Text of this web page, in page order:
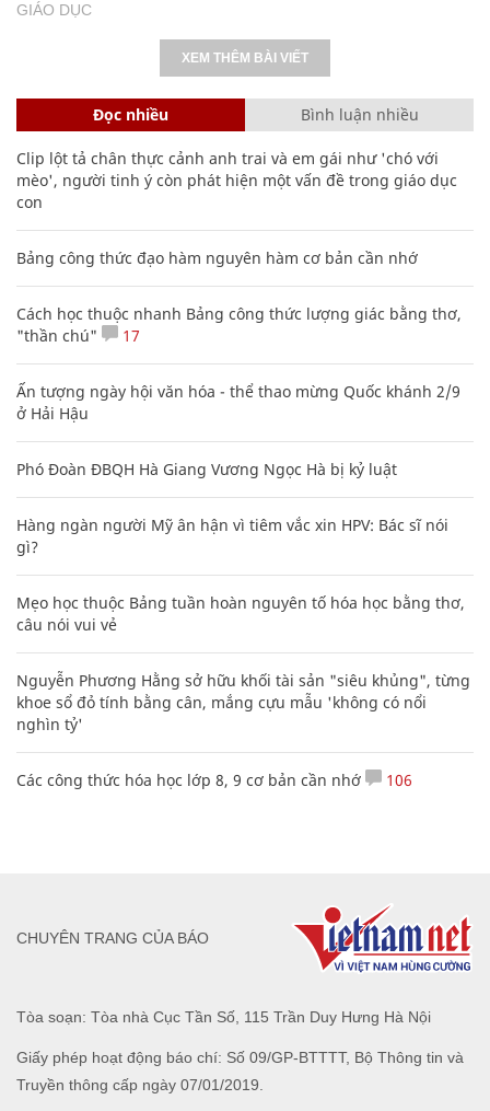
GIÁO DỤC
XEM THÊM BÀI VIẾT
Đọc nhiều Bình luận nhiều
Clip lột tả chân thực cảnh anh trai và em gái như 'chó với
mèo', người tinh ý còn phát hiện một vấn đề trong giáo dục
con
Bảng công thức đạo hàm nguyên hàm cơ bản cần nhớ
Cách học thuộc nhanh Bảng công thức lượng giác bằng thơ,
"thần chú"
17
Ấn tượng ngày hội văn hóa - thể thao mừng Quốc khánh 2/9
ở Hải Hậu
Phó Đoàn ĐBQH Hà Giang Vương Ngọc Hà bị kỷ luật
Hàng ngàn người Mỹ ân hận vì tiêm vắc xin HPV: Bác sĩ nói
gì?
Mẹo học thuộc Bảng tuần hoàn nguyên tố hóa học bằng thơ,
câu nói vui vẻ
Nguyễn Phương Hằng sở hữu khối tài sản "siêu khủng", từng
khoe sổ đỏ tính bằng cân, mắng cựu mẫu 'không có nổi
nghìn tỷ'
Các công thức hóa học lớp 8, 9 cơ bản cần nhớ 106
Tòa soạn: Tòa nhà Cục Tần Số, 115 Trần Duy Hưng Hà Nội
Giấy phép hoạt động báo chí: Số 09/GP-BTTTT, Bộ Thông tin và
Truyền thông cấp ngày 07/01/2019.
CHUYÊN TRANG CỦA BÁO